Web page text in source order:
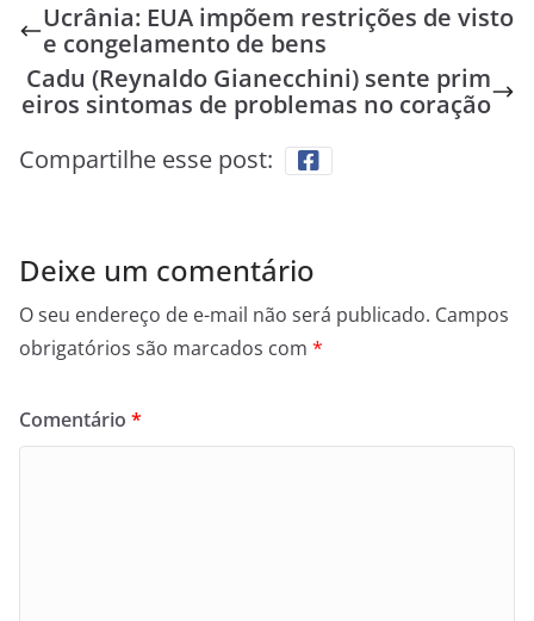
Ucrânia: EUA impõem restrições de visto
e congelamento de bens
Cadu (Reynaldo Gianecchini) sente prim
eiros sintomas de problemas no coração
Compartilhe esse post:
Deixe um comentário
O seu endereço de e-mail não será publicado. Campos
obrigatórios são marcados com *
Comentário *